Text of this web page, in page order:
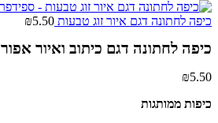
כיפה לחתונה דגם איור זוג טבעות ₪5.50
כיפה לחתונה דגם כיתוב ואיור אפור
₪5.50
כיפות ממותגות